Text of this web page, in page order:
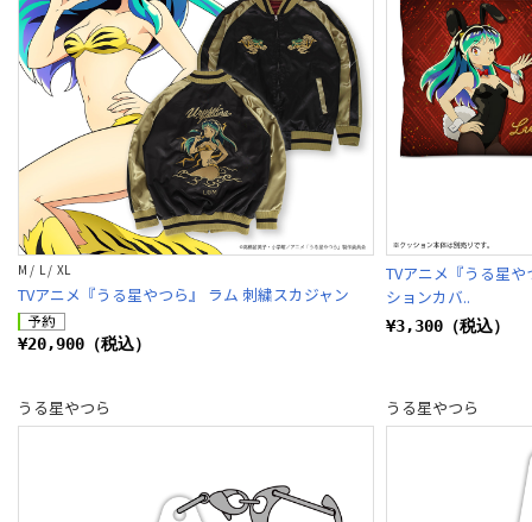
M / L / XL
TVアニメ『うる星やつら』 ラム 刺繍スカジャン
¥20,900（税込）
TVアニメ『うる星
ションカバ..
¥3,300（税込）
うる星やつら うる星やつら